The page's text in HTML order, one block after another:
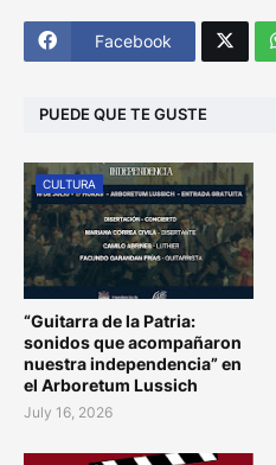
Facebook
PUEDE QUE TE GUSTE
CULTURA
“Guitarra de la Patria:
sonidos que acompañaron
nuestra independencia” en
el Arboretum Lussich
July 16, 2026